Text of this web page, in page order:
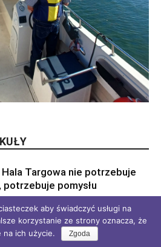
Hala Targowa nie potrzebuje
potrzebuje pomysłu
5 sierpnia 2026
na remont mieszkań
aby świadczyć usługi na
korzystanie ze strony oznacza, że
na ich użycie.
Zgoda